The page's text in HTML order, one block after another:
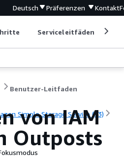
Deutsch Präferenzen Kontakt
Serviceleitfäden
Benutzer-Leitfaden
Simple Storage Service (S3)
von IAM
Outposts